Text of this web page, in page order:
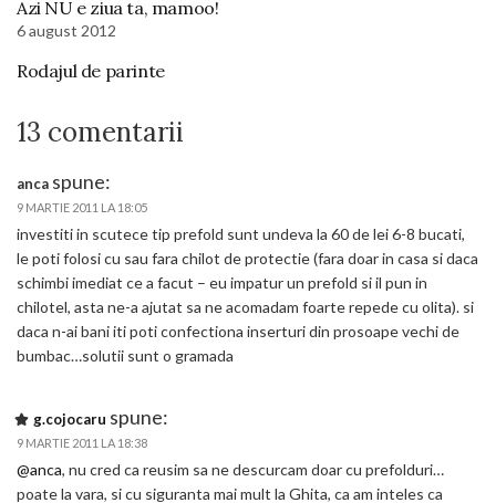
Azi NU e ziua ta, mamoo!
6 august 2012
Rodajul de parinte
13 comentarii
anca spune:
9 MARTIE 2011 LA 18:05
investiti in scutece tip prefold sunt undeva la 60 de lei 6-8 bucati,
le poti folosi cu sau fara chilot de protectie (fara doar in casa si daca
schimbi imediat ce a facut – eu impatur un prefold si il pun in
chilotel, asta ne-a ajutat sa ne acomadam foarte repede cu olita). si
daca n-ai bani iti poti confectiona inserturi din prosoape vechi de
bumbac…solutii sunt o gramada
g.cojocaru spune:
9 MARTIE 2011 LA 18:38
@anca, nu cred ca reusim sa ne descurcam doar cu prefolduri…
poate la vara, si cu siguranta mai mult la Ghita, ca am inteles ca